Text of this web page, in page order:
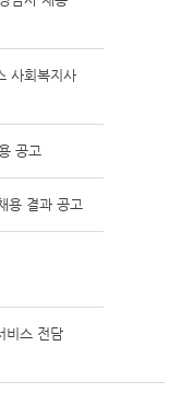
사회복지사
공고
용 결과 공고
비스 전담